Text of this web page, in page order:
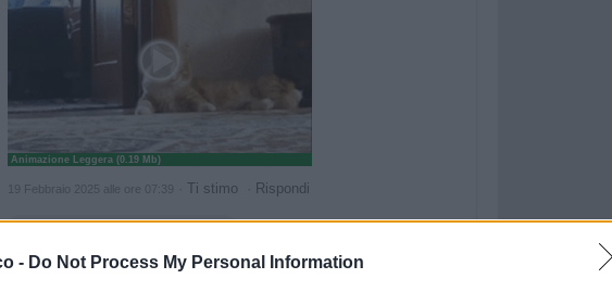
- Do Not Process My Personal Information
Animazione Leggera (0.19 Mb)
19 Febbraio 2025 alle ore 07:39 Ti stimo Rispondi
1